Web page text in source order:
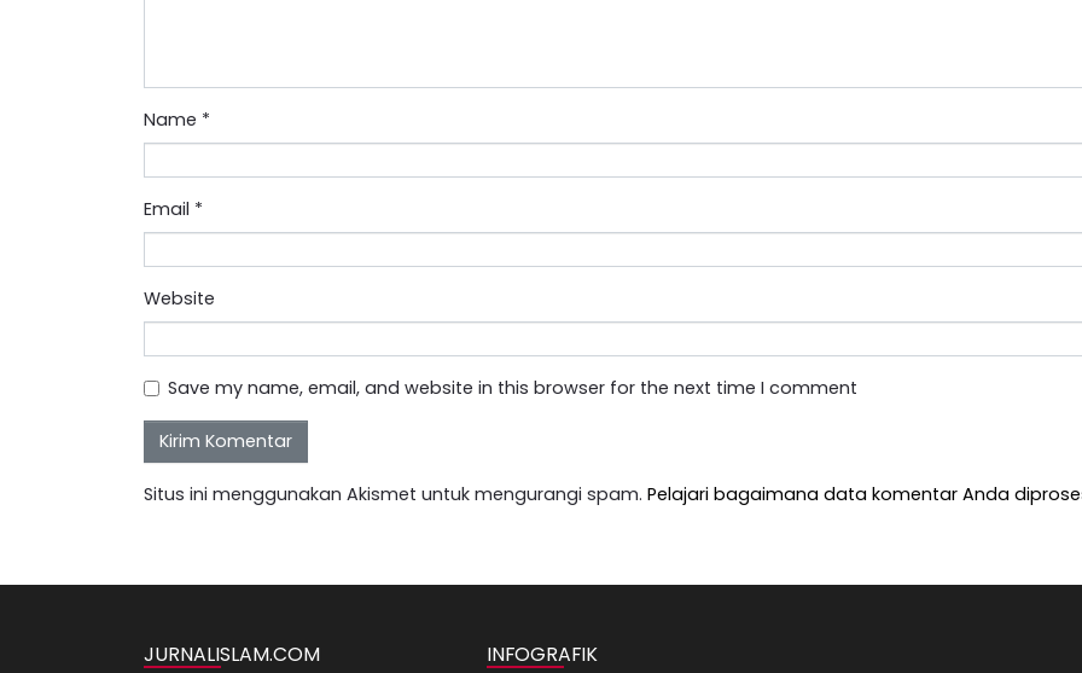
Name *
Email *
Website
Save my name, email, and website in this browser for the next time I comment
Situs ini menggunakan Akismet untuk mengurangi spam. Pelajari bagaimana data komentar Anda
JURNALISLAM.COM INFOGRAFIK